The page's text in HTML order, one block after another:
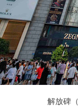
靠一线工人、小区业主等
台搬进山水间
项检查
高层次人才认定范畴
活动
走向全国
解放碑